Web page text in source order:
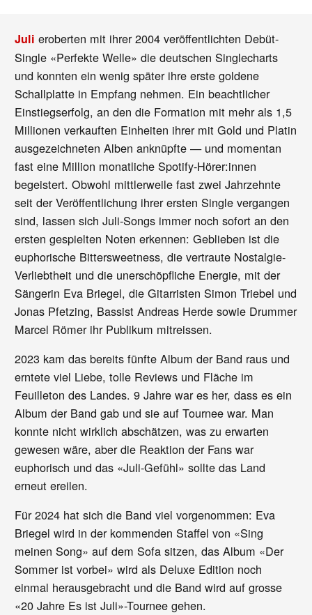
Juli eroberten mit ihrer 2004 veröffentlichten Debüt-
Single «Perfekte Welle» die deutschen Singlecharts
und konnten ein wenig später ihre erste goldene
Schallplatte in Empfang nehmen. Ein beachtlicher
Einstiegserfolg, an den die Formation mit mehr als 1,5
Millionen verkauften Einheiten ihrer mit Gold und Platin
ausgezeichneten Alben anknüpfte — und momentan
fast eine Million monatliche Spotify-Hörer:innen
begeistert. Obwohl mittlerweile fast zwei Jahrzehnte
seit der Veröffentlichung ihrer ersten Single vergangen
sind, lassen sich Juli-Songs immer noch sofort an den
ersten gespielten Noten erkennen: Geblieben ist die
euphorische Bittersweetness, die vertraute Nostalgie-
Verliebtheit und die unerschöpfliche Energie, mit der
Sängerin Eva Briegel, die Gitarristen Simon Triebel und
Jonas Pfetzing, Bassist Andreas Herde sowie Drummer
Marcel Römer ihr Publikum mitreissen.
2023 kam das bereits fünfte Album der Band raus und
erntete viel Liebe, tolle Reviews und Fläche im
Feuilleton des Landes. 9 Jahre war es her, dass es ein
Album der Band gab und sie auf Tournee war. Man
konnte nicht wirklich abschätzen, was zu erwarten
gewesen wäre, aber die Reaktion der Fans war
euphorisch und das «Juli-Gefühl» sollte das Land
erneut ereilen.
Für 2024 hat sich die Band viel vorgenommen: Eva
Briegel wird in der kommenden Staffel von «Sing
meinen Song» auf dem Sofa sitzen, das Album «Der
Sommer ist vorbei» wird als Deluxe Edition noch
einmal herausgebracht und die Band wird auf grosse
«20 Jahre Es ist Juli»-Tournee gehen.